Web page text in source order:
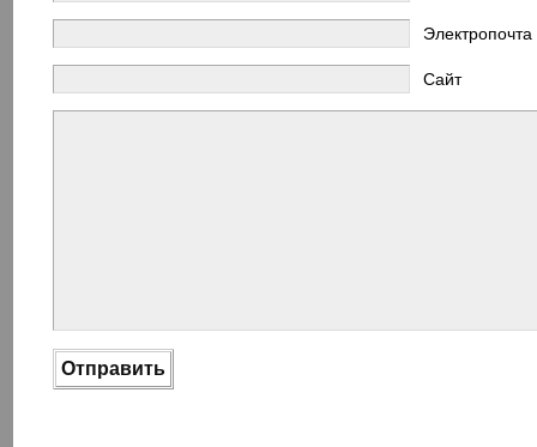
Электропочта
Сайт